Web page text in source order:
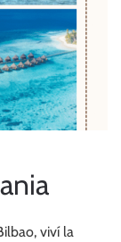
viví la